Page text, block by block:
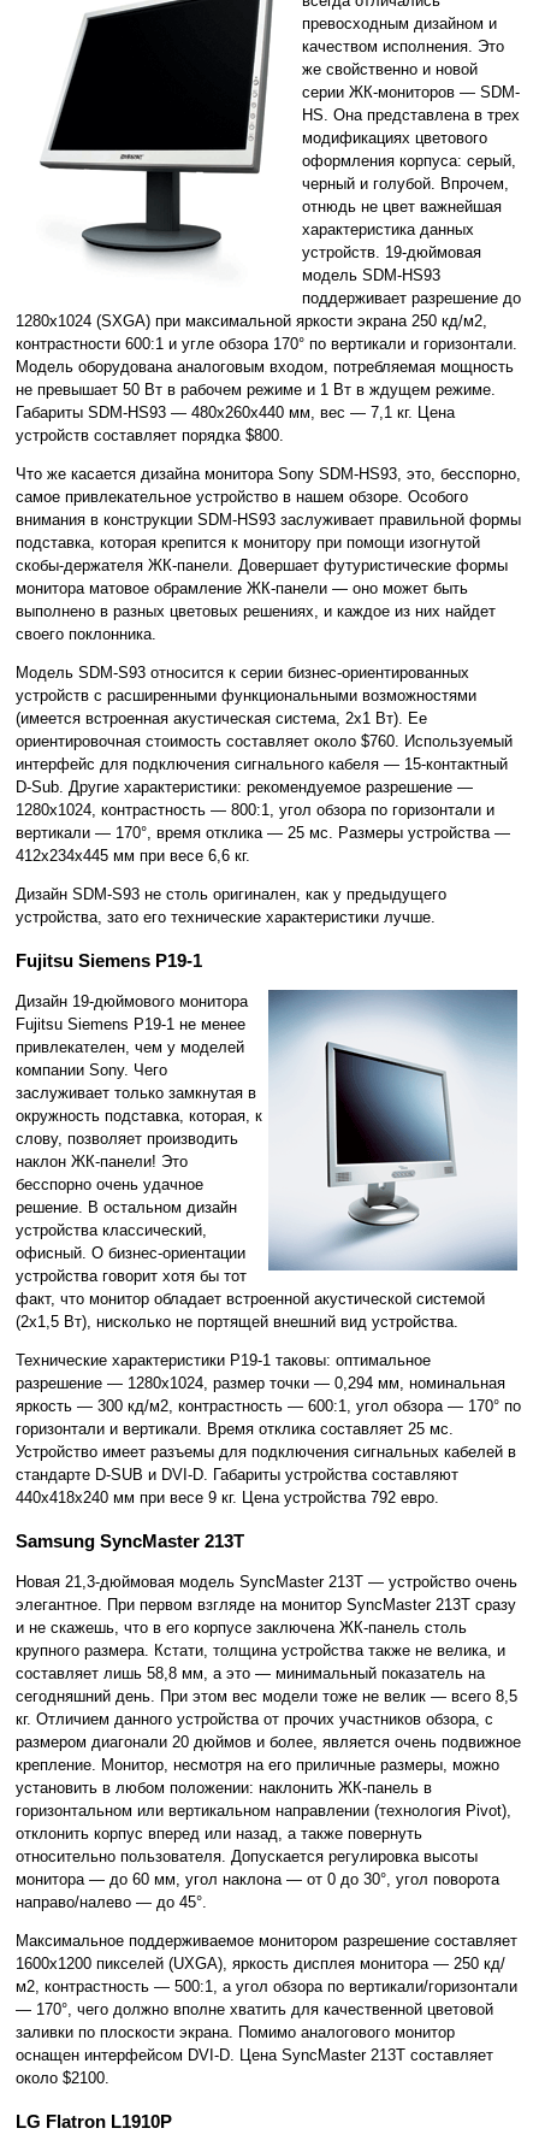
превосходным дизайном и
качеством исполнения. Это
же свойственно и новой
серии ЖК-мониторов — SDM-
HS. Она представлена в трех
модификациях цветового
оформления корпуса: серый,
черный и голубой. Впрочем,
отнюдь не цвет важнейшая
характеристика данных
устройств. 19-дюймовая
модель SDM-HS93
поддерживает разрешение до
1280x1024 (SXGA) при максимальной яркости экрана 250 кд/м2,
контрастности 600:1 и угле обзора 170° по вертикали и горизонтали.
Модель оборудована аналоговым входом, потребляемая мощность
не превышает 50 Вт в рабочем режиме и 1 Вт в ждущем режиме.
Габариты SDM-HS93 — 480x260x440 мм, вес — 7,1 кг. Цена
устройств составляет порядка $800.
Что же касается дизайна монитора Sony SDM-HS93, это, бесспорно,
самое привлекательное устройство в нашем обзоре. Особого
внимания в конструкции SDM-HS93 заслуживает правильной формы
подставка, которая крепится к монитору при помощи изогнутой
скобы-держателя ЖК-панели. Довершает футуристические формы
монитора матовое обрамление ЖК-панели — оно может быть
выполнено в разных цветовых решениях, и каждое из них найдет
своего поклонника.
Модель SDM-S93 относится к серии бизнес-ориентированных
устройств с расширенными функциональными возможностями
(имеется встроенная акустическая система, 2x1 Вт). Ее
ориентировочная стоимость составляет около $760. Используемый
интерфейс для подключения сигнального кабеля — 15-контактный
D-Sub. Другие характеристики: рекомендуемое разрешение —
1280x1024, контрастность — 800:1, угол обзора по горизонтали и
вертикали — 170°, время отклика — 25 мс. Размеры устройства —
412x234x445 мм при весе 6,6 кг.
Дизайн SDM-S93 не столь оригинален, как у предыдущего
устройства, зато его технические характеристики лучше.
Fujitsu Siemens P19-1
Дизайн 19-дюймового монитора
Fujitsu Siemens P19-1 не менее
привлекателен, чем у моделей
компании Sony. Чего
заслуживает только замкнутая в
окружность подставка, которая, к
слову, позволяет производить
наклон ЖК-панели! Это
бесспорно очень удачное
решение. В остальном дизайн
устройства классический,
офисный. О бизнес-ориентации
устройства говорит хотя бы тот
факт, что монитор обладает встроенной акустической системой
(2x1,5 Вт), нисколько не портящей внешний вид устройства.
Технические характеристики P19-1 таковы: оптимальное
разрешение — 1280x1024, размер точки — 0,294 мм, номинальная
яркость — 300 кд/м2, контрастность — 600:1, угол обзора — 170° по
горизонтали и вертикали. Время отклика составляет 25 мс.
Устройство имеет разъемы для подключения сигнальных кабелей в
стандарте D-SUB и DVI-D. Габариты устройства составляют
440x418x240 мм при весе 9 кг. Цена устройства 792 евро.
Samsung SyncMaster 213T
Новая 21,3-дюймовая модель SyncMaster 213T — устройство очень
элегантное. При первом взгляде на монитор SyncMaster 213T сразу
и не скажешь, что в его корпусе заключена ЖК-панель столь
крупного размера. Кстати, толщина устройства также не велика, и
составляет лишь 58,8 мм, а это — минимальный показатель на
сегодняшний день. При этом вес модели тоже не велик — всего 8,5
кг. Отличием данного устройства от прочих участников обзора, с
размером диагонали 20 дюймов и более, является очень подвижное
крепление. Монитор, несмотря на его приличные размеры, можно
установить в любом положении: наклонить ЖК-панель в
горизонтальном или вертикальном направлении (технология Pivot),
отклонить корпус вперед или назад, а также повернуть
относительно пользователя. Допускается регулировка высоты
монитора — до 60 мм, угол наклона — от 0 до 30°, угол поворота
направо/налево — до 45°.
Максимальное поддерживаемое монитором разрешение составляет
1600x1200 пикселей (UXGA), яркость дисплея монитора — 250 кд/
м2, контрастность — 500:1, а угол обзора по вертикали/горизонтали
— 170°, чего должно вполне хватить для качественной цветовой
заливки по плоскости экрана. Помимо аналогового монитор
оснащен интерфейсом DVI-D. Цена SyncMaster 213T составляет
около $2100.
LG Flatron L1910P